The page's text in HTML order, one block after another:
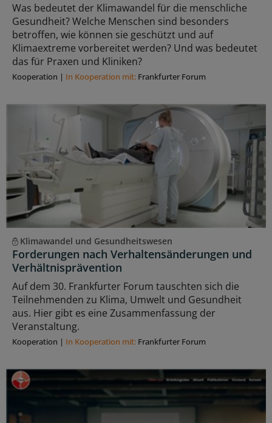
Was bedeutet der Klimawandel für die menschliche
Gesundheit? Welche Menschen sind besonders
betroffen, wie können sie geschützt und auf
Klimaextreme vorbereitet werden? Und was bedeutet
das für Praxen und Kliniken?
Kooperation | In Kooperation mit: Frankfurter Forum
Klimawandel und Gesundheitswesen
Forderungen nach Verhaltensänderungen und
Verhältnisprävention
Auf dem 30. Frankfurter Forum tauschten sich die
Teilnehmenden zu Klima, Umwelt und Gesundheit
aus. Hier gibt es eine Zusammenfassung der
Veranstaltung.
Kooperation | In Kooperation mit: Frankfurter Forum